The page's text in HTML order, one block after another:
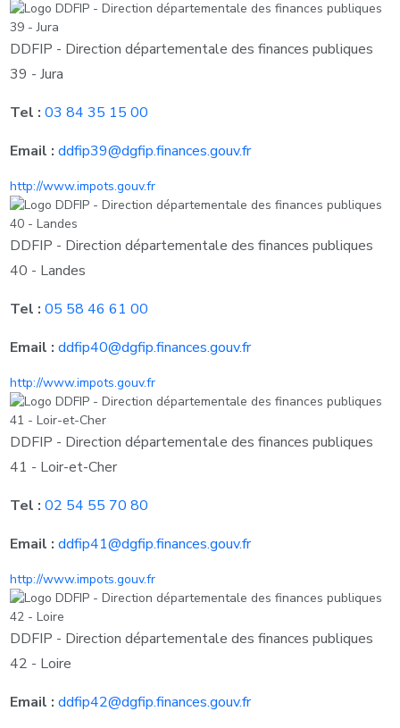
DDFIP - Direction départementale des finances publiques
39 - Jura
Tel : 03 84 35 15 00
Email : ddfip39@dgfip.finances.gouv.fr
http://www.impots.gouv.fr
DDFIP - Direction départementale des finances publiques
40 - Landes
Tel : 05 58 46 61 00
Email : ddfip40@dgfip.finances.gouv.fr
http://www.impots.gouv.fr
DDFIP - Direction départementale des finances publiques
41 - Loir-et-Cher
Tel : 02 54 55 70 80
Email : ddfip41@dgfip.finances.gouv.fr
http://www.impots.gouv.fr
DDFIP - Direction départementale des finances publiques
42 - Loire
Email : ddfip42@dgfip.finances.gouv.fr